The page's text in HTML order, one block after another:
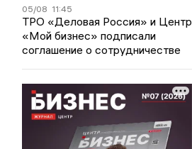
05/08 11:45
ТРО «Деловая Россия» и Центр
«Мой бизнес» подписали
соглашение о сотрудничестве